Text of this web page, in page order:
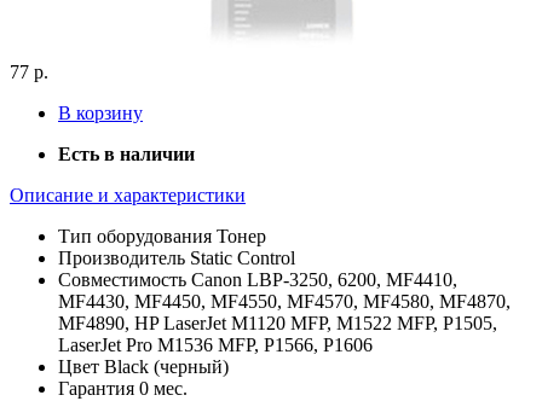
77 р.
В корзину
Есть в наличии
Описание и характеристики
Тип оборудования Тонер
Производитель Static Control
Совместимость Canon LBP-3250, 6200, MF4410,
MF4430, MF4450, MF4550, MF4570, MF4580, MF4870,
MF4890, HP LaserJet M1120 MFP, M1522 MFP, P1505,
LaserJet Pro M1536 MFP, P1566, P1606
Цвет Black (черный)
Гарантия 0 мес.